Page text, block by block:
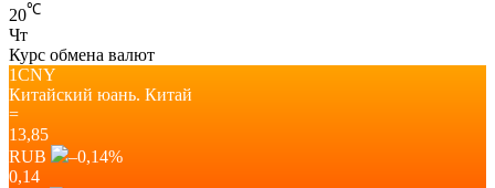
20℃
Чт
Курс обмена валют
1CNY
Китайский юань. Китай
=
13,85
RUB
–0,14%
0,14